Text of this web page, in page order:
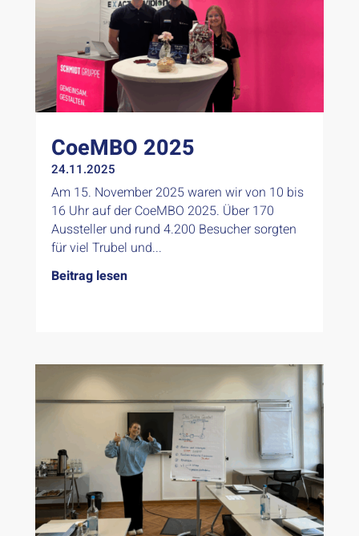
CoeMBO 2025
24.11.2025
Am 15. November 2025 waren wir von 10 bis
16 Uhr auf der CoeMBO 2025. Über 170
Aussteller und rund 4.200 Besucher sorgten
für viel Trubel und...
Beitrag lesen